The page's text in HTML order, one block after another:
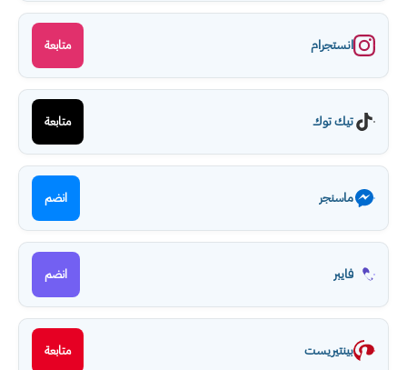
انستجرام متابعة
تيك توك متابعة
ماسنجر انضم
فايبر انضم
بينتيريست متابعة